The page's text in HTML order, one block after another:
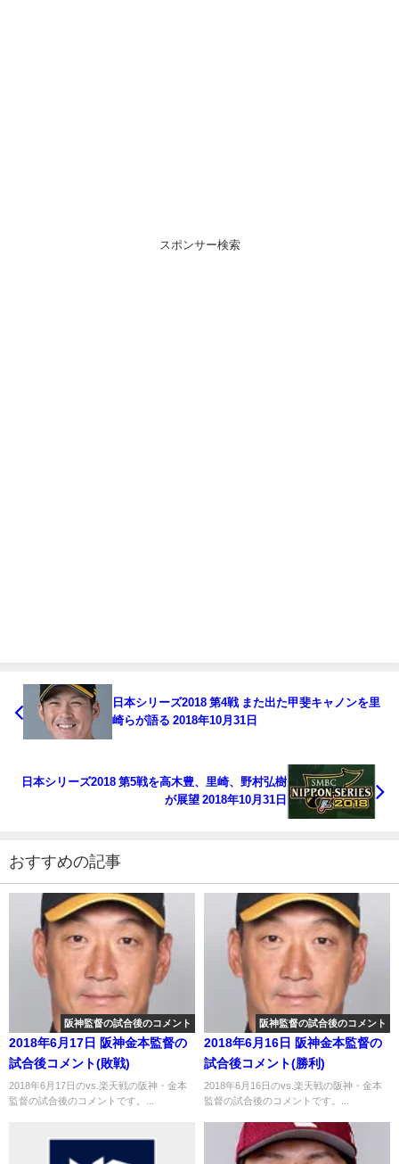
スポンサー検索
日本シリーズ2018 第4戦 また出た甲斐キャノンを里
崎らが語る 2018年10月31日
日本シリーズ2018 第5戦を高木豊、里崎、野村弘樹
が展望 2018年10月31日
おすすめの記事
阪神監督の試合後のコメント
2018年6月17日 阪神金本監督の
試合後コメント(敗戦)
2018年6月17日のvs.楽天戦の阪神・金本
監督の試合後のコメントです。...
阪神監督の試合後のコメント
2018年6月16日 阪神金本監督の
試合後コメント(勝利)
2018年6月16日のvs.楽天戦の阪神・金本
監督の試合後のコメントです。...